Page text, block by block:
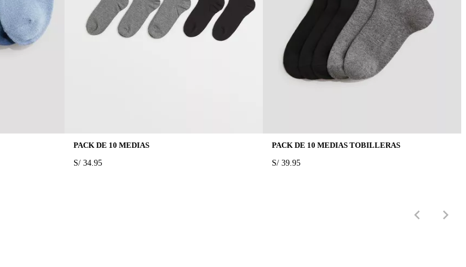
PACK DE 10 MEDIAS
PRICE:
S/ 34.95
PACK DE 10 MEDIAS TOBILLERAS
PRICE:
S/ 39.95